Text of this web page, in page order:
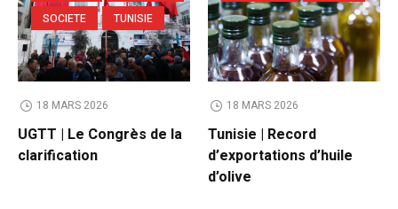
SOCIETE
TUNISIE
18 MARS 2026
UGTT | Le Congrès de la
clarification
18 MARS 2026
Tunisie | Record
d’exportations d’huile
d’olive